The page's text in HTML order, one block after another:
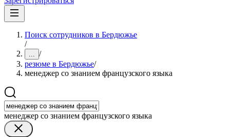
Поиск сотрудников в Бердюжье
/
... /
резюме в Бердюжье/
менеджер со знанием французского языка
менеджер со знанием французского языка